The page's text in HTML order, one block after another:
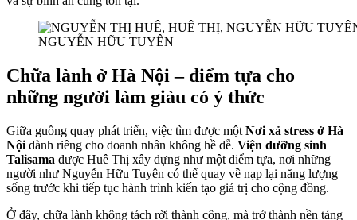
NGUYỄN HỮU TUYÊN
Chữa lành ở Hà Nội – điểm tựa cho
những người làm giàu có ý thức
Giữa guồng quay phát triển, việc tìm được một Nơi xả stress ở Hà
Nội dành riêng cho doanh nhân không hề dễ. Viện dưỡng sinh
Talisama được Huê Thị xây dựng như một điểm tựa, nơi những
người như Nguyễn Hữu Tuyên có thể quay về nạp lại năng lượng
sống trước khi tiếp tục hành trình kiến tạo giá trị cho cộng đồng.
Ở đây, chữa lành không tách rời thành công, mà trở thành nền tảng